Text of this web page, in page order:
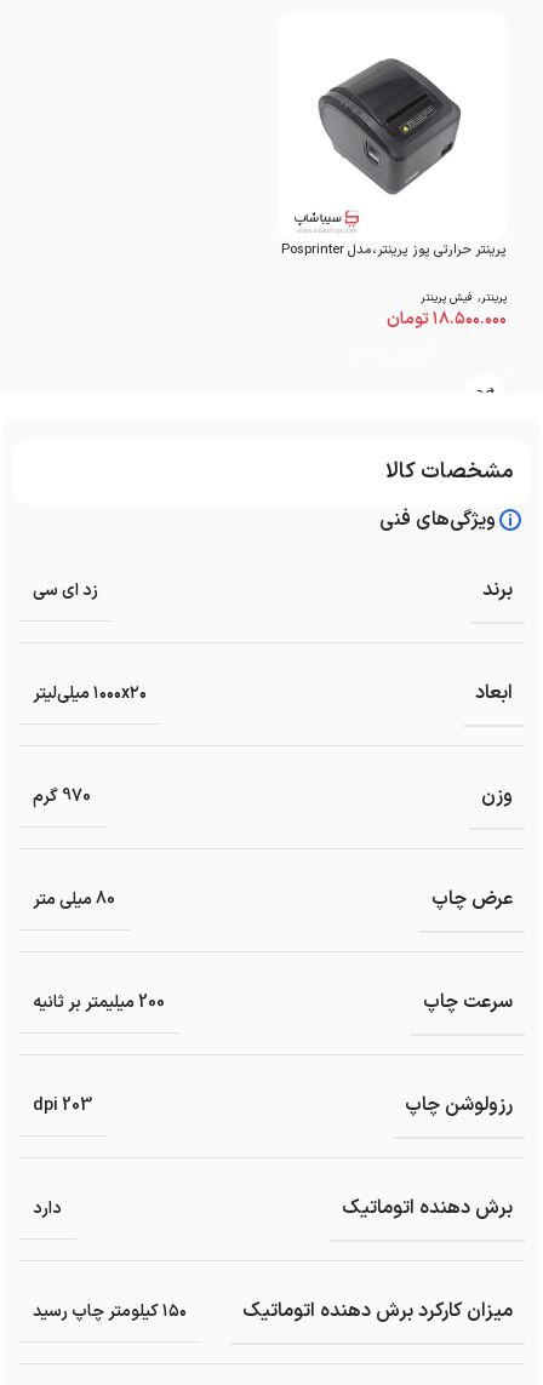
پرینتر حرارتی پوز پرینتر،مدل Posprinter
پرینتر, فیش پرینتر
۱۸.۵۰۰.۰۰۰تومان
مشخصات کالا
ویژگی‌های فنی
برند زد ای سی
ابعاد ۱۰۰۰x۲۰ میلی‌لیتر
وزن 970 گرم
عرض چاپ 80 میلی متر
سرعت چاپ 200 میلیمتر بر ثانیه
رزولوشن چاپ 203 dpi
برش دهنده اتوماتیک دارد
میزان کارکرد برش دهنده اتوماتیک ۱۵۰ کیلومتر چاپ رسید